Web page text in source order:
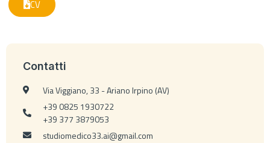
CV
Contatti
Via Viggiano, 33 - Ariano Irpino (AV)
+39 0825 1930722
+39 377 3879053
studiomedico33.ai@gmail.com